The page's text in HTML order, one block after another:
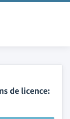
de licence: